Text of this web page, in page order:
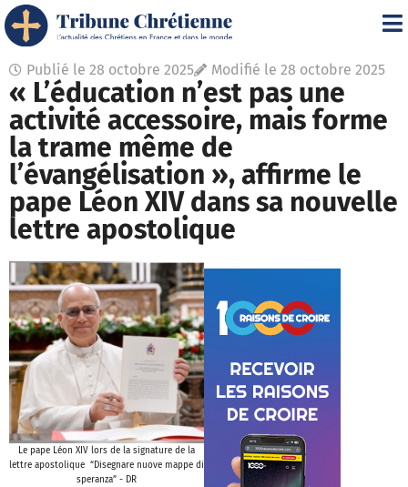
Publié le 28 octobre 2025 Modifié le 28 octobre 2025
« L’éducation n’est pas une
activité accessoire, mais forme
la trame même de
l’évangélisation », affirme le
pape Léon XIV dans sa nouvelle
lettre apostolique
Le pape Léon XIV lors de la signature de la
lettre apostolique “Disegnare nuove mappe di
speranza” - DR